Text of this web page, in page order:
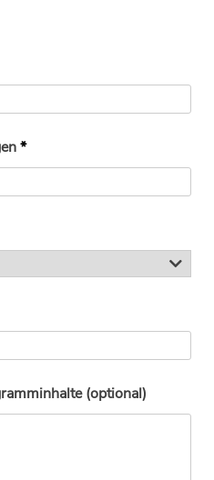
*
(optional)